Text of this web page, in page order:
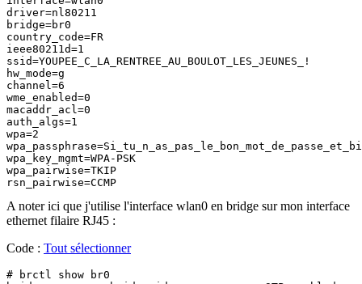
driver=nl80211
bridge=br0
country_code=FR
ieee80211d=1
ssid=YOUPEE_C_LA_RENTREE_AU_BOULOT_LES_JEUNES_!
hw_mode=g
channel=6
wme_enabled=0
macaddr_acl=0
auth_algs=1
wpa=2
wpa_key_mgmt=WPA-PSK
wpa_pairwise=TKIP
rsn_pairwise=CCMP
A noter ici que j'utilise l'interface wlan0 en bridge sur mon interface
ethernet filaire RJ45 :
Code : Tout sélectionner
# brctl show br0